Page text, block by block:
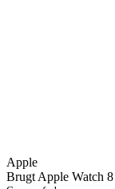
Apple
Brugt Apple Watch